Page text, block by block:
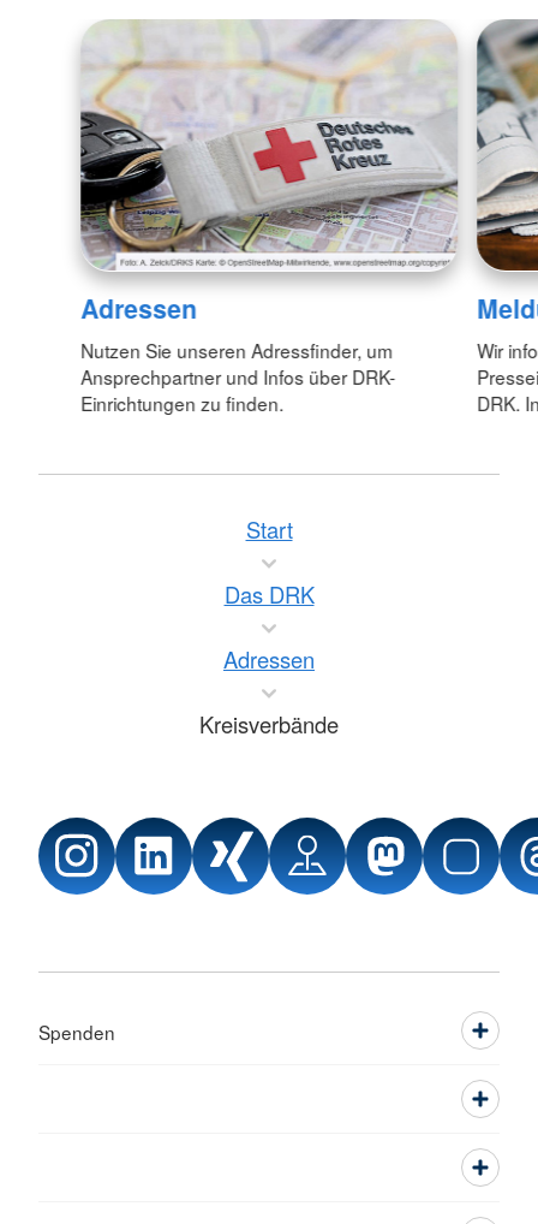
Adressen
Nutzen Sie unseren Adressfinder, um
Ansprechpartner und Infos über DRK-
Einrichtungen zu finden.
Wir
DRK.
Start
Das DRK
Adressen
Kreisverbände
Spenden